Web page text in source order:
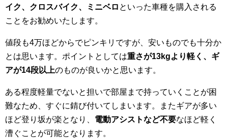
イク、クロスバイク、ミニベロ といった車種を購入される
ことをお勧めいたします。
値段も4万ほどからでピンキリですが、安いものでも十分か
とは思います。ポイントとしては重さが13kgより軽く、ギ
アが14段以上のものが良いかと思います。
ある程度軽量でないと担いで部屋まで持っていくことが困
難なため、すぐに錆び付いてしまいます。またギアが多い
ほど登り坂が楽となり、 電動アシストなど不要なほど軽く
漕ぐことが可能となります。